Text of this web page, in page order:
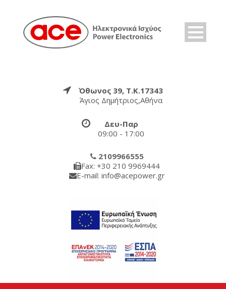
Όθωνος 39, Τ.Κ.17343
Άγιος Δημήτριος,Αθήνα
Δευ-Παρ
09:00 - 17:00
2109966555
Fax: +30 210 9969444
E-mail: info@acepower.gr